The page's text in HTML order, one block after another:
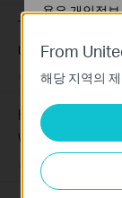
TP-Link 공유기
메인 공유기에
09-16-2025
How to
Wireless 4G
06-20-2025
From
해당 지역의
용은개인정
이 쿠키는 웹
스템에서 비
분석 및 마케팅
분석 쿠키는
웹사이트에
입니다.
마케팅 쿠키